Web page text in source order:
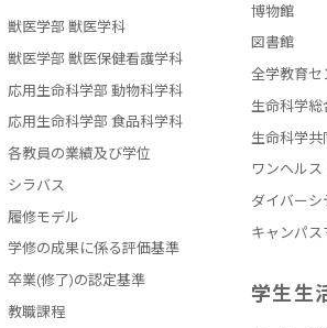
獣医学部 獣医学科
獣医学部 獣医保健看護学科
応用生命科学部 動物科学科
応用生命科学部 食品科学科
各教員の業績及び学位
シラバス
履修モデル
学修の成果に係る評価基準
卒業(修了)の認定基準
教職課程
博物館
図書館
全学教育セ
生命科学総
生命科学
ワンヘル
ダイバーシ
キャンパス
学生生